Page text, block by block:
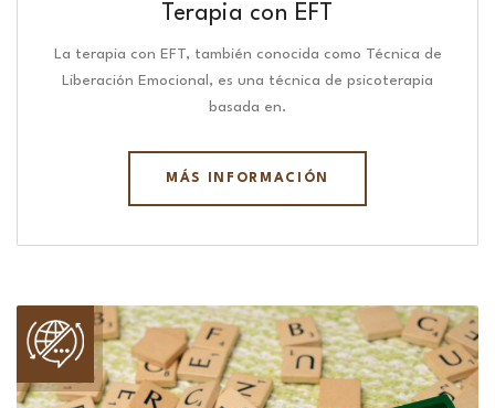
Terapia con EFT
La terapia con EFT, también conocida como Técnica de
Liberación Emocional, es una técnica de psicoterapia
basada en.
MÁS INFORMACIÓN